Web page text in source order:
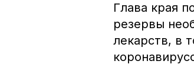
Глава края
резервы
лекарств, в